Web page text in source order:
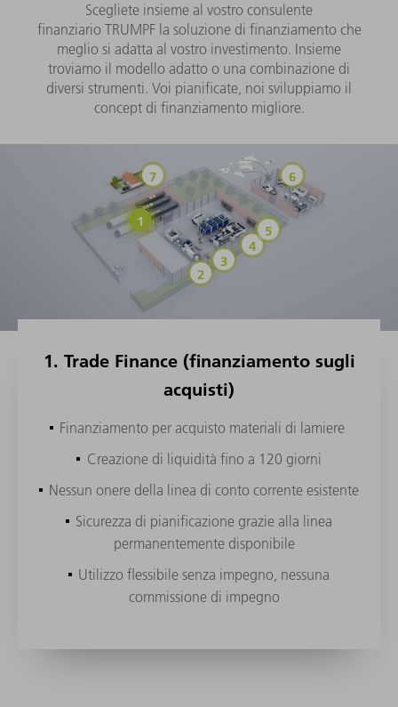
Scegliete insieme al vostro consulente
finanziario TRUMPF la soluzione di finanziamento che
meglio si adatta al vostro investimento. Insieme
troviamo il modello adatto o una combinazione di
diversi strumenti. Voi pianificate, noi sviluppiamo il
concept di finanziamento migliore.
Trade Finance (finanziamento sugli
Finance Lease
Leasing operativo
Modelli pay per use
Locazione
Libretto di risparmio/Deposito
1. Trade Finance (finanziamento sugli
acquisti)
Finanziamento per acquisto materiali di lamiere
Creazione di liquidità fino a 120 giorni
Nessun onere della linea di conto corrente esistente
Sicurezza di pianificazione grazie alla linea
permanentemente disponibile
Utilizzo flessibile senza impegno, nessuna
commissione di impegno
Acquisto della macchina con opzione di restituzione
Rate flessibili
Opzione di estensione
Acquisto opzionale della proprietà
Utilizzo della macchina
Rate flessibili
Opzione di estensione
Facile restituzione alla fine del periodo
Neutralità di bilancio
Pay per use
Cut & Pay
EaaS
Acquisto della macchina
Rate flessibili
Incentivo
Gestione contabile della macchina presso di voi
Servizi finanziari di TRUMPF indipendentemente dalla
banca di riferimento
Termini di durata fino a 60 mesi
Crediti per l'acquirente direttamente tramite TRUMPF
Bank con copertura Euler Hermes